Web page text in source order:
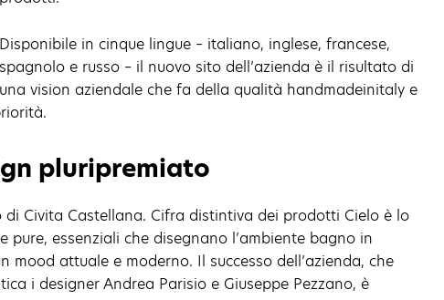
Disponibile in cinque lingue – italiano, inglese, francese,
spagnolo e russo – il nuovo sito dell’azienda è il risultato di
una vision aziendale che fa della qualità handmadeinitaly e
pluripremiato
di Civita Castellana. Cifra distintiva dei prodotti Cielo è lo
essenziali che disegnano l’ambiente bagno in
attuale e moderno. Il successo dell’azienda, che
i designer Andrea Parisio e Giuseppe Pezzano, è